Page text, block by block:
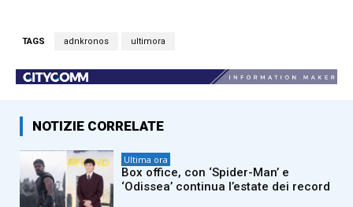
TAGS adnkronos ultimora
NOTIZIE CORRELATE
Ultima ora
Box office, con ‘Spider-Man’ e
‘Odissea’ continua l’estate dei record